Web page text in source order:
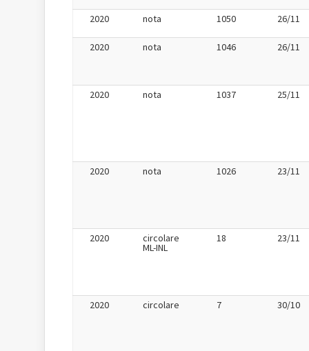
2020 nota 1050 26/11
2020 nota 1046 26/11
2020 nota 1037 25/11
2020 nota 1026 23/11
2020 circolare
ML-INL
18 23/11
2020 circolare 7 30/10